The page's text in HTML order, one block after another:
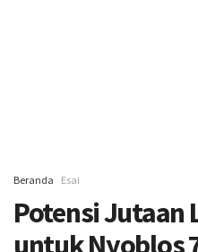
Beranda Esai
Potensi Jutaan
untuk Nyoblos